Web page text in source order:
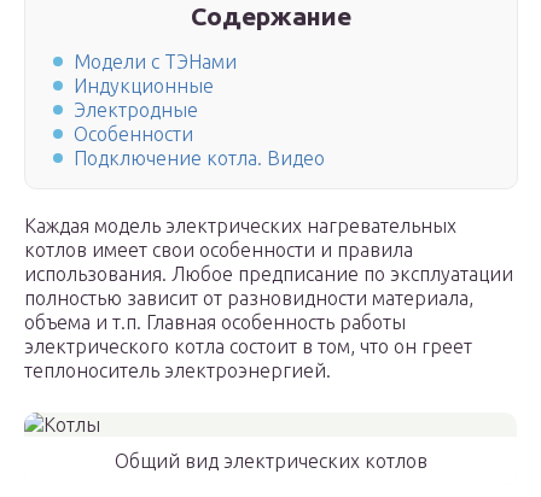
Содержание
Модели с ТЭНами
Индукционные
Электродные
Особенности
Подключение котла. Видео
Каждая модель электрических нагревательных
котлов имеет свои особенности и правила
использования. Любое предписание по эксплуатации
полностью зависит от разновидности материала,
объема и т.п. Главная особенность работы
электрического котла состоит в том, что он греет
теплоноситель электроэнергией.
Общий вид электрических котлов